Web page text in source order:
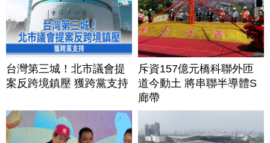
台灣第三城！北市議會提
案反跨境鎮壓 獲跨黨支持
斥資157億元橋科聯外匝
道今動土 將串聯半導體S
廊帶